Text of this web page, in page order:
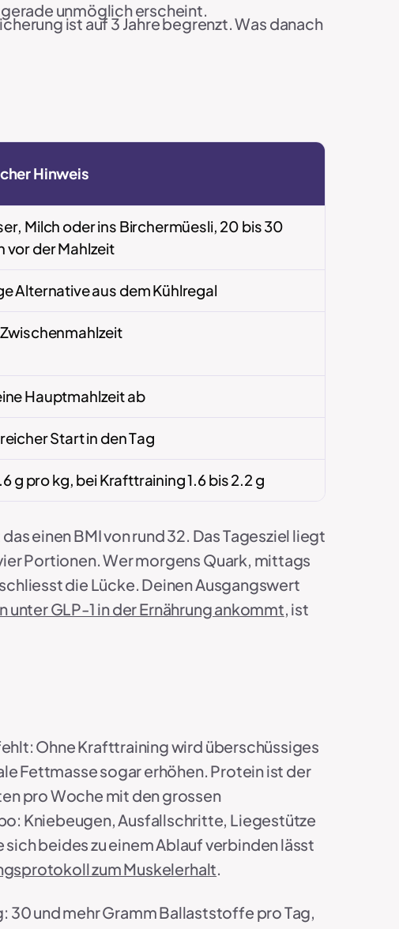
unmöglich erscheint.
ist auf 3 Jahre begrenzt. Was danach
Hinweis
Milch oder ins Birchermüesli, 20 bis 30
vor der Mahlzeit
Alternative aus dem Kühlregal
Hauptmahlzeit ab
Start in den Tag
g pro kg, bei Krafttraining 1.6 bis 2.2 g
einen BMI von rund 32. Das Tagesziel liegt
Portionen. Wer morgens Quark, mittags
die Lücke. Deinen Ausgangswert
unter GLP-1 in der Ernährung ankommt, ist
Ohne Krafttraining wird überschüssiges
Fettmasse sogar erhöhen. Protein ist der
pro Woche mit den grossen
Kniebeugen, Ausfallschritte, Liegestütze
beides zu einem Ablauf verbinden lässt
zum Muskelerhalt.
30 und mehr Gramm Ballaststoffe pro Tag,